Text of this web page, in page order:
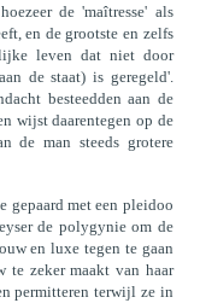
de 'maîtresse' als
en de grootste en zelfs
leven dat niet door
de staat) is geregeld'.
besteedden aan de
wijst daarentegen op de
de man steeds grotere
gepaard met een pleidoo
de polygynie om de
en luxe tegen te gaan
te zeker maakt van haar
permitteren terwijl ze in